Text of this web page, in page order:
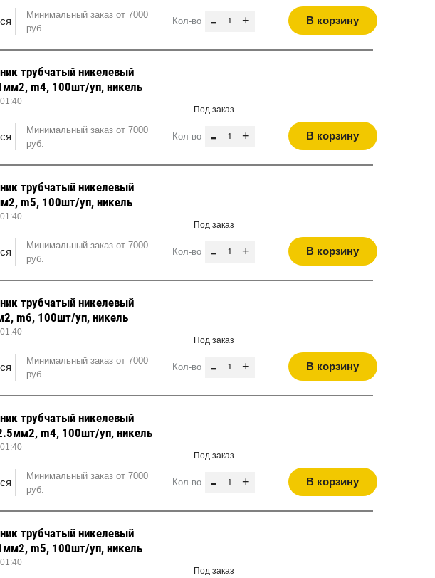
Минимальный заказ от 7000
руб.
Кол-во - + В корзину
трубчатый никелевый
m4, 100шт/уп, никель
Минимальный заказ от 7000
руб.
Под заказ
Кол-во - + В корзину
трубчатый никелевый
m5, 100шт/уп, никель
Минимальный заказ от 7000
руб.
Под заказ
Кол-во - + В корзину
трубчатый никелевый
m6, 100шт/уп, никель
Минимальный заказ от 7000
руб.
Под заказ
Кол-во - + В корзину
трубчатый никелевый
m4, 100шт/уп, никель
Минимальный заказ от 7000
руб.
Под заказ
Кол-во - + В корзину
трубчатый никелевый
m5, 100шт/уп, никель
Под заказ